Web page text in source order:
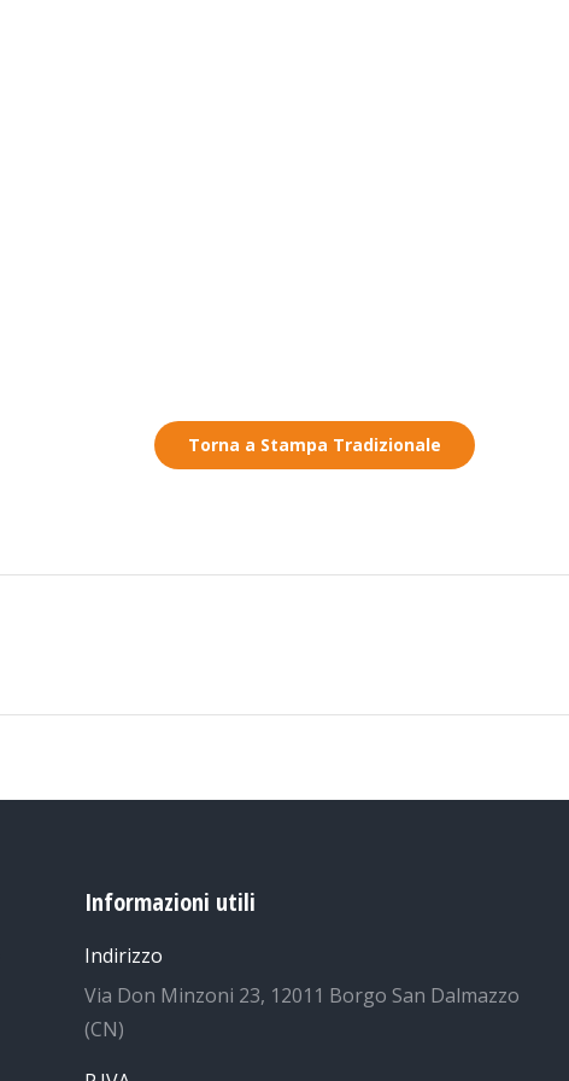
Torna a Stampa Tradizionale
Informazioni utili
Indirizzo
Via Don Minzoni 23, 12011 Borgo San Dalmazzo
(CN)